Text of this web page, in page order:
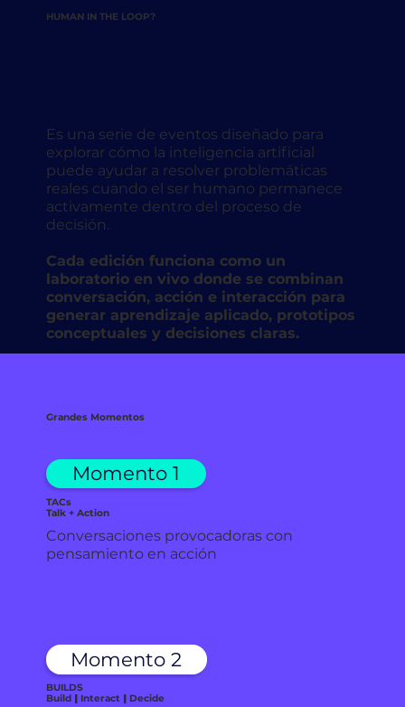
HUMAN IN THE LOOP?
Es una serie de eventos diseñado para
explorar cómo la inteligencia artificial
puede ayudar a resolver problemáticas
reales cuando el ser humano permanece
activamente dentro del proceso de
decisión.
Cada edición funciona como un
laboratorio en vivo donde se combinan
conversación, acción e interacción para
generar aprendizaje aplicado, prototipos
conceptuales y decisiones claras.
Grandes Momentos
Momento 1
TACs
Talk + Action
Conversaciones provocadoras con
pensamiento en acción
Momento 2
BUILDS
Build |Interact |Decide